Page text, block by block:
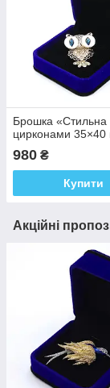
Брошка «Стильна
цирконами
980 ₴
Купити
Акційні